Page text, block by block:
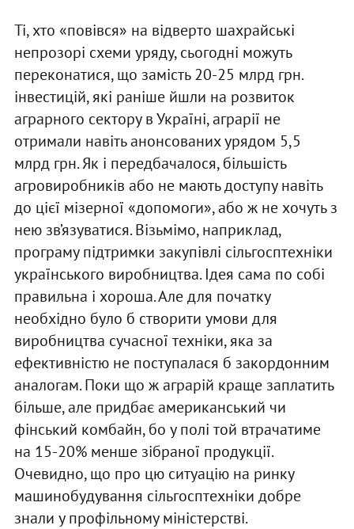
Ті, хто «повівся» на відверто шахрайські
непрозорі схеми уряду, сьогодні можуть
переконатися, що замість 20-25 млрд грн.
інвестицій, які раніше йшли на розвиток
аграрного сектору в Україні, аграрії не
отримали навіть анонсованих урядом 5,5
млрд грн. Як і передбачалося, більшість
агровиробників або не мають доступу навіть
до цієї мізерної «допомоги», або ж не хочуть з
нею зв’язуватися. Візьмімо, наприклад,
програму підтримки закупівлі сільгосптехніки
українського виробництва. Ідея сама по собі
правильна і хороша. Але для початку
необхідно було б створити умови для
виробництва сучасної техніки, яка за
ефективністю не поступалася б закордонним
аналогам. Поки що ж аграрій краще заплатить
більше, але придбає американський чи
фінський комбайн, бо у полі той втрачатиме
на 15-20% менше зібраної продукції.
Очевидно, що про цю ситуацію на ринку
машинобудування сільгосптехніки добре
знали у профільному міністерстві.